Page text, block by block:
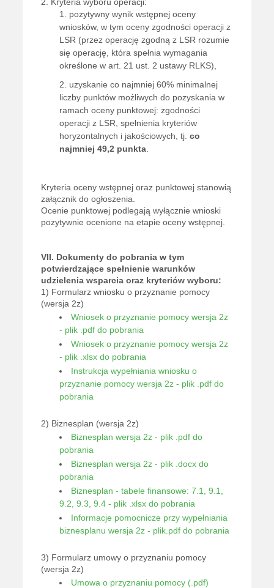
pozytywny wynik wstępnej oceny
wniosków, w tym oceny zgodności operacji z
LSR (przez operację zgodną z LSR rozumie
się operację, która spełnia wymagania
określone w art. 21 ust. 2 ustawy RLKS),
uzyskanie co najmniej 60% minimalnej
liczby punktów możliwych do pozyskania w
ramach oceny punktowej: zgodności
operacji z LSR, spełnienia kryteriów
horyzontalnych i jakościowych, tj.co
najmniej 49,2 punkta
Kryteria oceny wstępnej oraz punktowej stanowią
załącznik do ogłoszenia.
Ocenie punktowej podlegają wyłącznie wnioski
pozytywnie ocenione na etapie oceny wstępnej.
VII. Dokumenty do pobrania w tym
potwierdzające spełnienie warunków
udzielenia wsparcia oraz kryteriów wyboru:
1) Formularz wniosku o przyznanie pomocy
(wersja 2z)
Wniosek o przyznanie pomocy wersja 2z
- plik .pdf do pobrania
Wniosek o przyznanie pomocy wersja 2z
- plik .xlsx do pobrania
Instrukcja wypełniania wniosku o
przyznanie pomocy wersja 2z - plik .pdf do
pobrania
2) Biznesplan (wersja 2z)
Biznesplan wersja 2z - plik .pdf do
pobrania
Biznesplan wersja 2z - plik .docx do
pobrania
Biznesplan - tabele finansowe: 7.1, 9.1,
9.2, 9.3, 9.4 - plik .xlsx do pobrania
Informacje pomocnicze przy wypełniania
biznesplanu wersja 2z - plik.pdf do pobrania
3) Formularz umowy o przyznaniu pomocy
(wersja 2z)
Umowa o przyznaniu pomocy (.pdf)